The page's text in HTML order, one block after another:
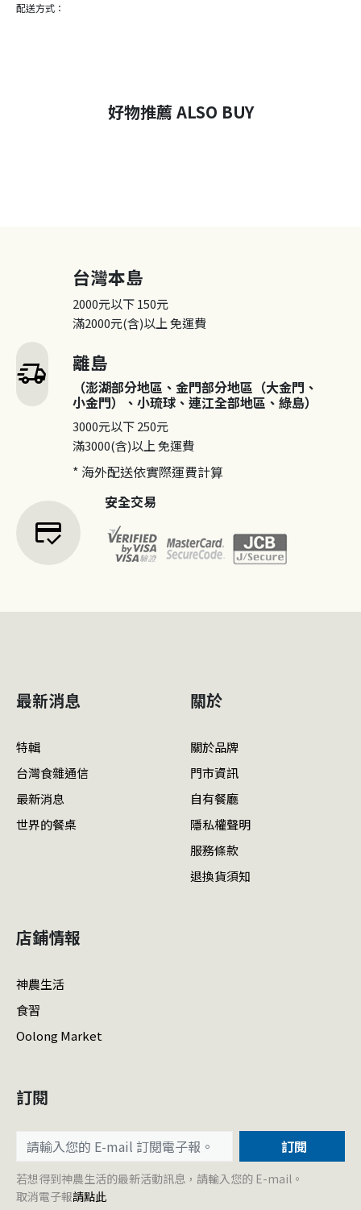
配送方式：
好物推薦 ALSO BUY
delivery_truck_speed
台灣本島
2000元以下150元
滿2000元(含)以上免運費
離島
（澎湖部分地區、金門部分地區（大金門、
小金門）、小琉球、連江全部地區、綠島）
3000元以下250元
滿3000(含)以上免運費
* 海外配送依實際運費計算
credit_score
安全交易
最新消息
特輯
台灣食雜通信
最新消息
世界的餐桌
關於
關於品牌
門市資訊
自有餐廳
隱私權聲明
服務條款
退換貨須知
店鋪情報
神農生活
食習
Oolong Market
訂閱
訂閱
若想得到神農生活的最新活動訊息，請輸入您的 E-mail。
取消電子報請點此